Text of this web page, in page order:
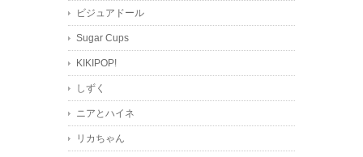
ビジュアドール
Sugar Cups
KIKIPOP!
しずく
ニアとハイネ
リカちゃん